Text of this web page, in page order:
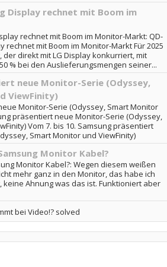
Display rechnet mit Boom im
rechnet mit Boom im Monitor-Markt: QD-
rechnet mit Boom im Monitor-Markt Für 2025
direkt mit LG Display konkurriert, mit
% bei den Auslieferungsmengen seiner...
neue Monitor-Serie (Odyssey,
ViewFinity)
Monitor-Serie (Odyssey, Smart Monitor
präsentiert neue Monitor-Serie (Odyssey,
Vom 7. bis 10. Samsung präsentiert
Smart Monitor und ViewFinity)
Monitor Kabel?
Monitor Kabel?: Wegen diesem weißen
mehr ganz in den Monitor, das habe ich
Ahnung was das ist. Funktioniert aber
bei Video!? solved